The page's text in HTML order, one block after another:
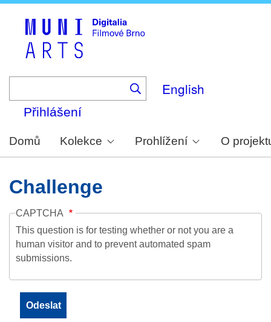
English
Přihlášení
Domů Kolekce Prohlížení O
Challenge
CAPTCHA
This question is for testing whether or not you are a
human visitor and to prevent automated spam
submissions.